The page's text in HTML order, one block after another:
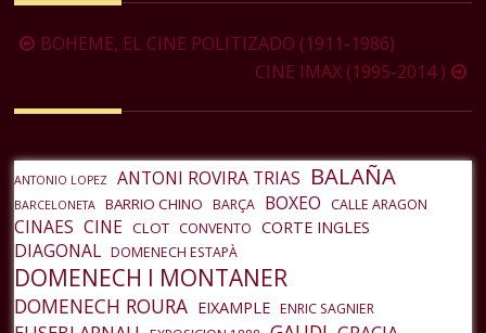
Navegación
la
BOHEME, EL CINE POLITIZADO (1911-1986)
CINE IMAX (1995-2014 )
ANTONIO LOPEZ ANTONI ROVIRA TRIAS BALAÑA
BARCELONETA BARRIO CHINO BARÇA BOXEO CALLE ARAGON
CINAES CINE CLOT CONVENTO CORTE INGLES
DIAGONAL DOMENECH ESTAPÀ
DOMENECH I MONTANER
DOMENECH ROURA EIXAMPLE ENRIC SAGNIER